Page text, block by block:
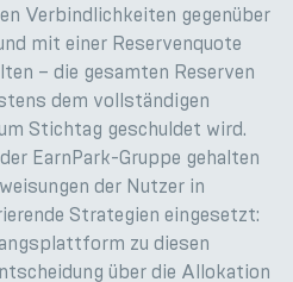
Verbindlichkeiten gegenüber
mit einer Reservenquote
– die gesamten Reserven
dem vollständigen
Stichtag geschuldet wird.
EarnPark-Gruppe gehalten
der Nutzer in
Strategien eingesetzt:
zu diesen
über die Allokation